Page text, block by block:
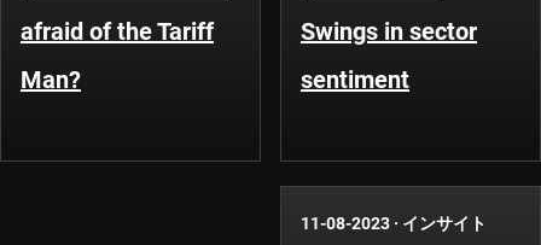
afraid of the Tariff
Man?
Swings in sector
sentiment
11-08-2023 · インサイト